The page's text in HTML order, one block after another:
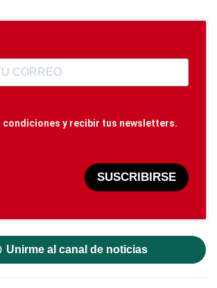
condiciones y recibir tus newsletters.
SUSCRIBIRSE
Unirme al canal de noticias